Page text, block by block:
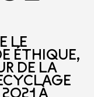
LE
ÉTHIQUE,
DE LA